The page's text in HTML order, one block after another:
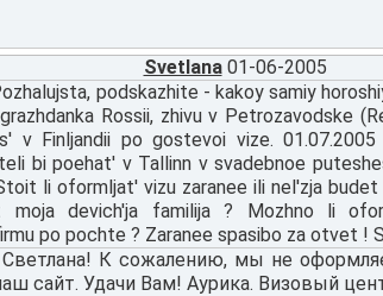
Svetlana 01-06-2005
podskazhite - kakoy samiy
Rossii, zhivu v Petrozavodske
v Finljandii po gostevoi vize. 01.07.2005
bi poehat' v Tallinn v svadebnoe
li oformljat' vizu zaranee ili nel'zja
moja devich'ja familija ? Mozhno li
po pochte ? Zaranee spasibo za otvet !
К сожалению, мы не
сайт. Удачи Вам! Аурика. Визовый